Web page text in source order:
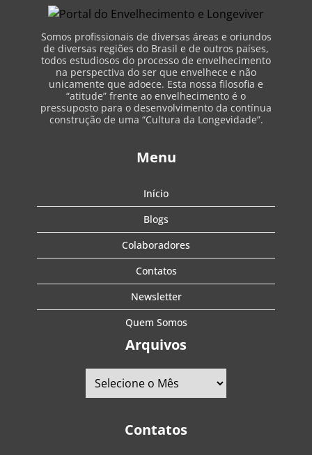
Somos profissionais de diversas áreas e oriundos
de diversas regiões do Brasil e de outros países,
todos estudiosos do processo de envelhecimento
na perspectiva do ser que envelhece e não
unicamente que adoece. Esta nossa filosofia e
“atitude” frente ao envelhecimento é o
pressuposto para o desenvolvimento da contínua
construção de uma “Cultura da Longevidade”.
Menu
Início
Blogs
Colaboradores
Contatos
Newsletter
Quem Somos
Arquivos
Contatos